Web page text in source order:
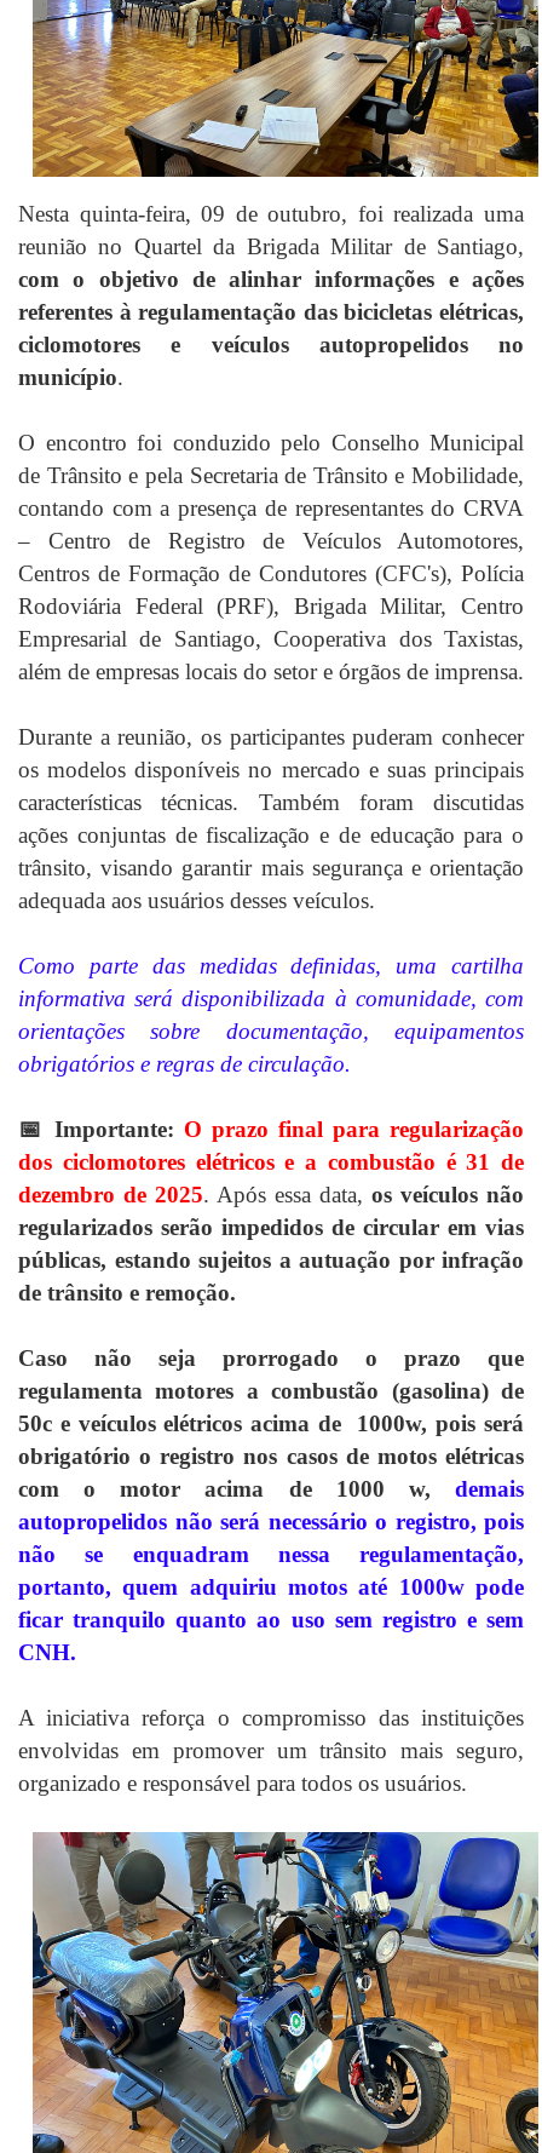
Nesta quinta-feira, 09 de outubro, foi realizada uma
reunião no Quartel da Brigada Militar de Santiago,
com o objetivo de alinhar informações e ações
referentes à regulamentação das bicicletas elétricas,
ciclomotores e veículos autopropelidos no
município.
O encontro foi conduzido pelo Conselho Municipal
de Trânsito e pela Secretaria de Trânsito e Mobilidade,
contando com a presença de representantes do CRVA
– Centro de Registro de Veículos Automotores,
Centros de Formação de Condutores (CFC's), Polícia
Rodoviária Federal (PRF), Brigada Militar, Centro
Empresarial de Santiago, Cooperativa dos Taxistas,
além de empresas locais do setor e órgãos de imprensa.
Durante a reunião, os participantes puderam conhecer
os modelos disponíveis no mercado e suas principais
características técnicas. Também foram discutidas
ações conjuntas de fiscalização e de educação para o
trânsito, visando garantir mais segurança e orientação
adequada aos usuários desses veículos.
Como parte das medidas definidas, uma cartilha
informativa será disponibilizada à comunidade, com
orientações sobre documentação, equipamentos
obrigatórios e regras de circulação.
📅 Importante: O prazo final para regularização
dos ciclomotores elétricos e a combustão é 31 de
dezembro de 2025. Após essa data, os veículos não
regularizados serão impedidos de circular em vias
públicas, estando sujeitos a autuação por infração
de trânsito e remoção.
Caso não seja prorrogado o prazo que
regulamentamotores a combustão (gasolina) de
50c e veículos elétricos acima de 1000w, pois será
obrigatório o registro nos casos de motos elétricas
com o motor acima de 1000 w, demais
autopropelidos não será necessário o registro, pois
não se enquadram nessa regulamentação,
portanto, quem adquiriu motos até 1000w pode
ficar tranquilo quanto ao uso sem registro e sem
CNH.
A iniciativa reforça o compromisso das instituições
envolvidas em promover um trânsito mais seguro,
organizado e responsável para todos os usuários.